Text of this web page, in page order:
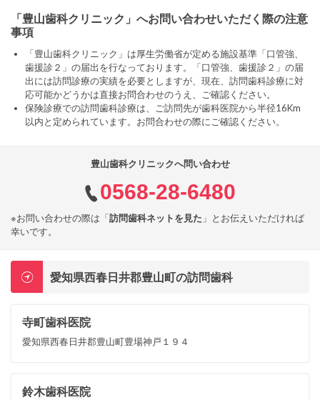
「豊山歯科クリニック」へお問い合わせいただく際の注意
事項
「豊山歯科クリニック」は厚生労働省が定める施設基準「口管強、
歯援診２」の届出を行なっております。「口管強、歯援診２」の届
出には訪問診療の実績を必要としますが、現在、訪問歯科診療に対
応可能かどうかは直接お問合わせのうえ、ご確認ください。
保険診療での訪問歯科診療は、ご訪問先が歯科医院から半径16Km
以内と定められています。お問合わせの際にご確認ください。
豊山歯科クリニックへ問い合わせ
0568-28-6480
※お問い合わせの際は「訪問歯科ネットを見た 」とお伝えいただければ
幸いです。
愛知県西春日井郡豊山町の訪問歯科
寺町歯科医院
愛知県西春日井郡豊山町豊場神戸１９４
鈴木歯科医院